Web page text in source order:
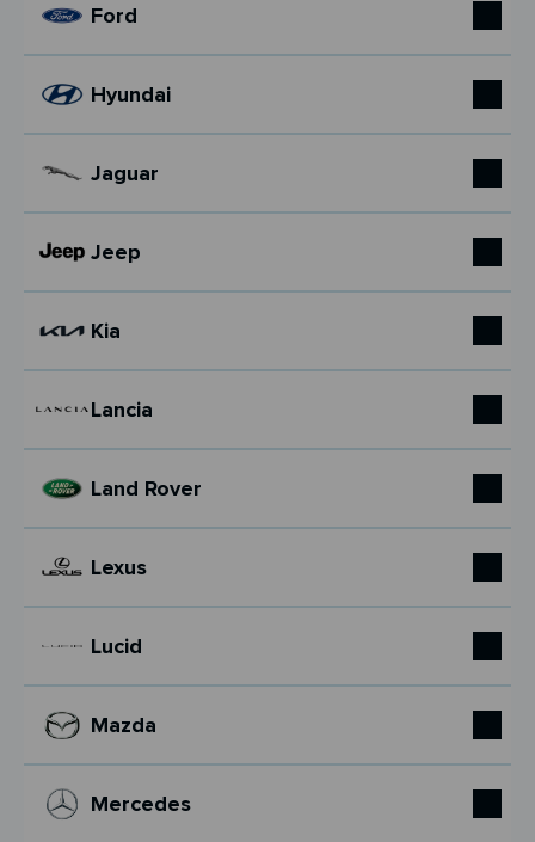
Ford
Hyundai
Jaguar
Jeep
Kia
Lancia
Land Rover
Lexus
Lucid
Mazda
Mercedes